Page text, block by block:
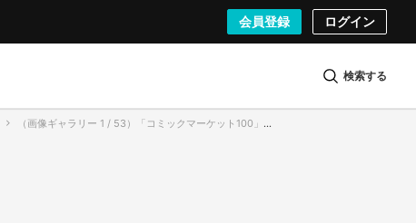
会員登録 ログイン
検索する
（画像ギャラリー 1 / 53）「コミックマーケット100」企業ブースのコンパニオンさん＆コスプレイヤーさん／撮影、ぼかしは全て編集部